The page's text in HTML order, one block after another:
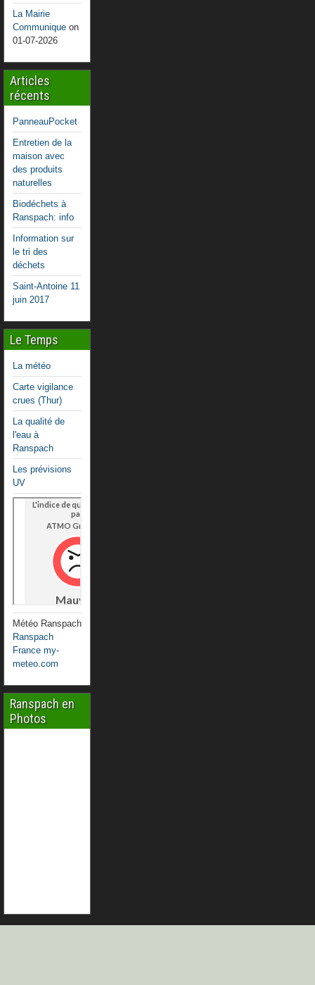
La Mairie
Communique on
01-07-2026
Articles
récents
PanneauPocket
Entretien de la
maison avec
des produits
naturelles
Biodéchets à
Ranspach: info
Information sur
le tri des
déchets
Saint-Antoine 11
juin 2017
Le Temps
La météo
Carte vigilance
crues (Thur)
La qualité de
l'eau à
Ranspach
Les prévisions
UV
Météo Ranspach
Ranspach
France my-
meteo.com
Ranspach en
Photos